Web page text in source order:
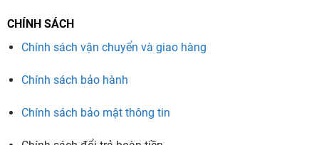
CHÍNH SÁCH
Chính sách vận chuyển và giao hàng
Chính sách bảo hành
Chính sách bảo mật thông tin